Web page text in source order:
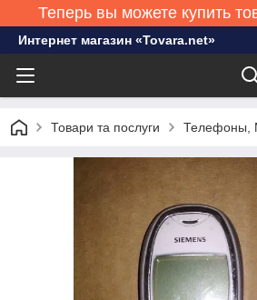
Теперь вы можете купить
Интернет магазин «Tovara.net»
Товари та послуги Телефоны,